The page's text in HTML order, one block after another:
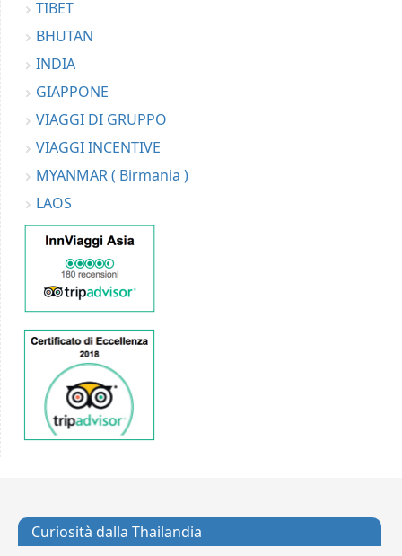
TIBET
BHUTAN
INDIA
GIAPPONE
VIAGGI DI GRUPPO
VIAGGI INCENTIVE
MYANMAR ( Birmania )
LAOS
Curiosità dalla Thailandia